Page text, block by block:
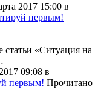
2017 15:00 в
первым!
«Ситуация на
09:08 в
первым! Прочитано